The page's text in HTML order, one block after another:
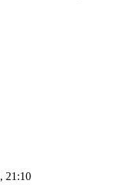
21:10